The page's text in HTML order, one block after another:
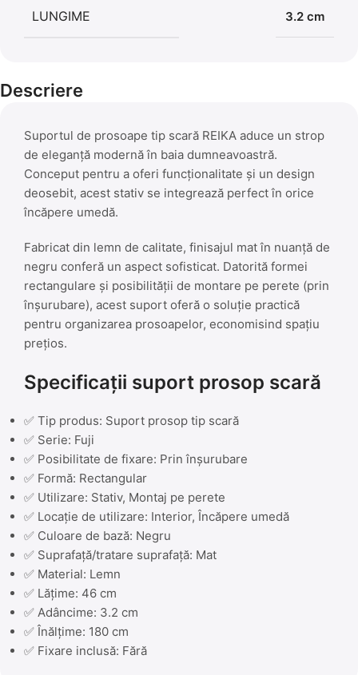
LUNGIME 3.2 cm
Descriere
Suportul de prosoape tip scară REIKA aduce un strop
de eleganță modernă în baia dumneavoastră.
Conceput pentru a oferi funcționalitate și un design
deosebit, acest stativ se integrează perfect în orice
încăpere umedă.
Fabricat din lemn de calitate, finisajul mat în nuanță de
negru conferă un aspect sofisticat. Datorită formei
rectangulare și posibilității de montare pe perete (prin
înșurubare), acest suport oferă o soluție practică
pentru organizarea prosoapelor, economisind spațiu
prețios.
Specificații suport prosop scară
✅ Tip produs: Suport prosop tip scară
✅ Serie: Fuji
✅ Posibilitate de fixare: Prin înșurubare
✅ Formă: Rectangular
✅ Utilizare: Stativ, Montaj pe perete
✅ Locație de utilizare: Interior, Încăpere umedă
✅ Culoare de bază: Negru
✅ Suprafață/tratare suprafață: Mat
✅ Material: Lemn
✅ Lățime: 46 cm
✅ Adâncime: 3.2 cm
✅ Înălțime: 180 cm
✅ Fixare inclusă: Fără